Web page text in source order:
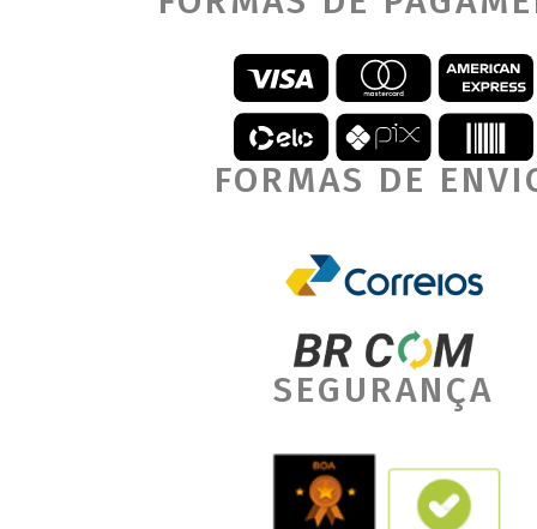
FORMAS DE
SEGURANÇA